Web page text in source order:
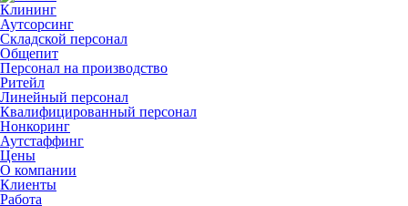
Клининг
Аутсорсинг
Складской персонал
Общепит
Персонал на производство
Ритейл
Линейный персонал
Квалифицированный персонал
Нонкоринг
Аутстаффинг
Цены
О компании
Клиенты
Работа